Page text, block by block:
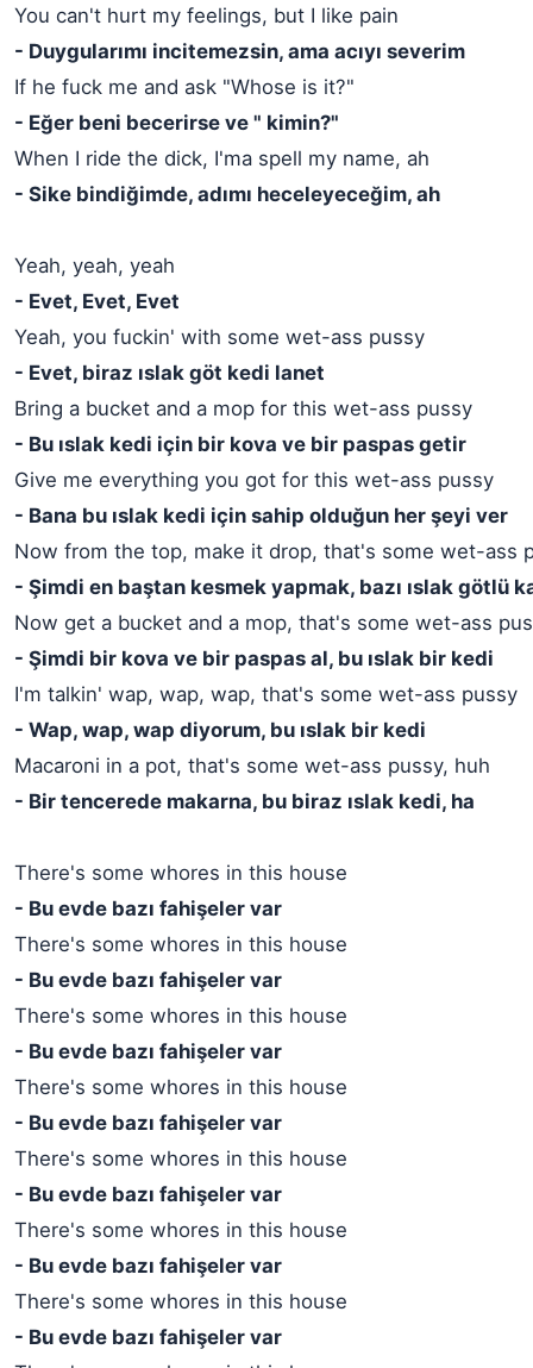
You can't hurt my feelings, but I like pain
- Duygularımı incitemezsin, ama acıyı severim
If he fuck me and ask "Whose is it?"
- Eğer beni becerirse ve " kimin?"
When I ride the dick, I'ma spell my name, ah
- Sike bindiğimde, adımı heceleyeceğim, ah
Yeah, yeah, yeah
- Evet, Evet, Evet
Yeah, you fuckin' with some wet-ass pussy
- Evet, biraz ıslak göt kedi lanet
Bring a bucket and a mop for this wet-ass pussy
- Bu ıslak kedi için bir kova ve bir paspas getir
Give me everything you got for this wet-ass pussy
- Bana bu ıslak kedi için sahip olduğun her şeyi ver
Now from the top, make it drop, that's some wet-ass
- Şimdi en baştan kesmek yapmak, bazı ıslak götlü
Now get a bucket and a mop, that's some wet-ass
- Şimdi bir kova ve bir paspas al, bu ıslak bir kedi
I'm talkin' wap, wap, wap, that's some wet-ass pussy
- Wap, wap, wap diyorum, bu ıslak bir kedi
Macaroni in a pot, that's some wet-ass pussy, huh
- Bir tencerede makarna, bu biraz ıslak kedi, ha
There's some whores in this house
- Bu evde bazı fahişeler var
There's some whores in this house
- Bu evde bazı fahişeler var
There's some whores in this house
- Bu evde bazı fahişeler var
There's some whores in this house
- Bu evde bazı fahişeler var
There's some whores in this house
- Bu evde bazı fahişeler var
There's some whores in this house
- Bu evde bazı fahişeler var
There's some whores in this house
- Bu evde bazı fahişeler var